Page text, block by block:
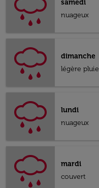
samedi
nuageux
dimanche
légère pluie
lundi
nuageux
mardi
couvert